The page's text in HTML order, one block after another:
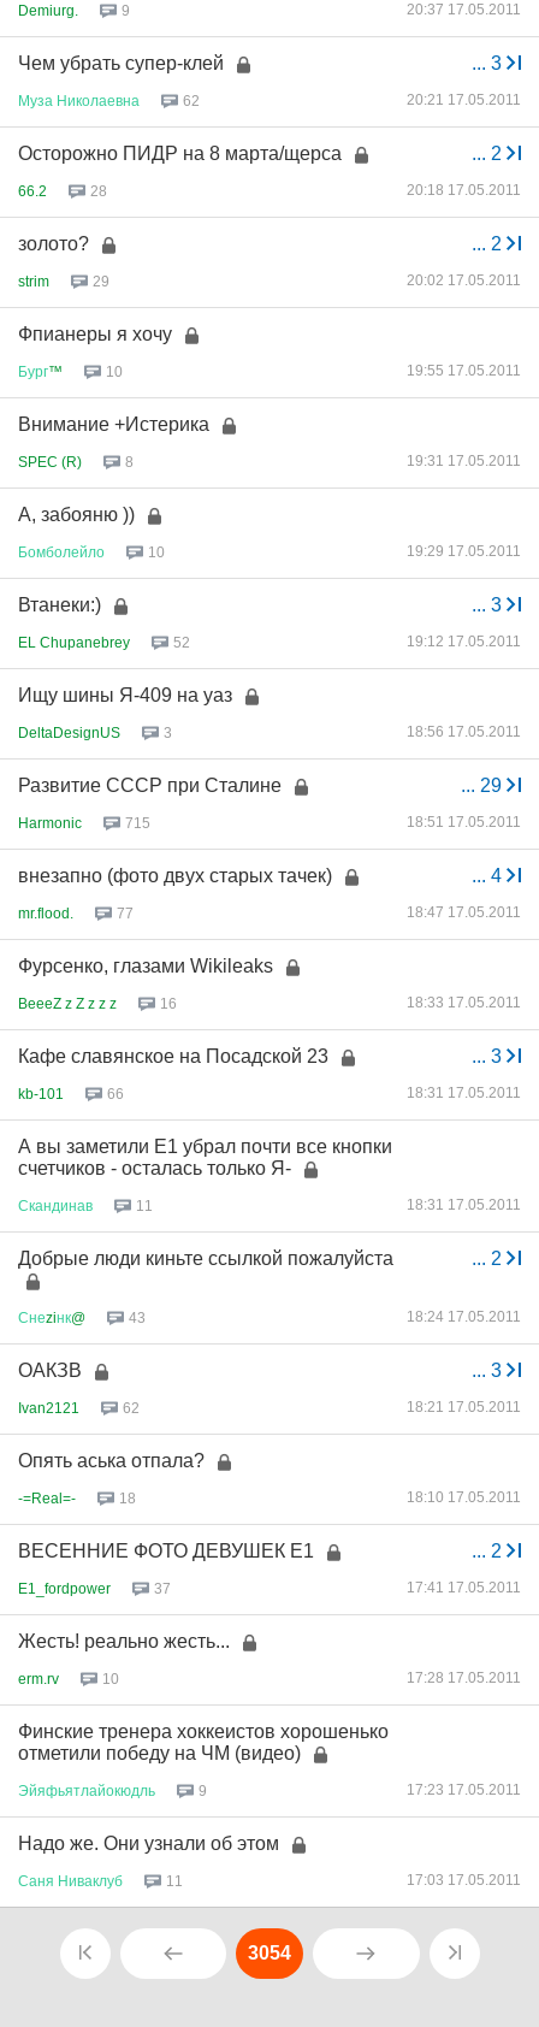
Demiurg. 9 20:37 17.05.2011
... 3
Чем убрать супер-клей
Муза Николаевна 62 20:21 17.05.2011
... 2
Осторожно ПИДР на 8 марта/щерса
66.2 28 20:18 17.05.2011
... 2
золото?
strim 29 20:02 17.05.2011
Фпианеры я хочу
Бург™ 10 19:55 17.05.2011
Внимание +Истерика
SPEC (R) 8 19:31 17.05.2011
А, забояню ))
Бомболейло 10 19:29 17.05.2011
... 3
Втанеки:)
EL Chupanebrey 52 19:12 17.05.2011
Ищу шины Я-409 на уаз
DeltaDesignUS 3 18:56 17.05.2011
... 29
Развитие СССР при Сталине
Harmonic 715 18:51 17.05.2011
... 4
внезапно (фото двух старых тачек)
mr.flood. 77 18:47 17.05.2011
Фурсенко, глазами Wikileaks
BeeeZ z Z z z z 16 18:33 17.05.2011
... 3
Кафе славянское на Посадской 23
kb-101 66 18:31 17.05.2011
А вы заметили Е1 убрал почти все кнопки
счетчиков - осталась только Я-
Скандинав 11 18:31 17.05.2011
... 2
Добрые люди киньте ссылкой пожалуйста
Снеziнк@ 43 18:24 17.05.2011
... 3
ОАКЗВ
Ivan2121 62 18:21 17.05.2011
Опять аська отпала?
-=Real=- 18 18:10 17.05.2011
... 2
ВЕСЕННИЕ ФОТО ДЕВУШЕК Е1
E1_fordpower 37 17:41 17.05.2011
Жесть! реально жесть...
erm.rv 10 17:28 17.05.2011
Финские тренера хоккеистов хорошенько
отметили победу на ЧМ (видео)
Эйяфьятлайокюдль 9 17:23 17.05.2011
Надо же. Они узнали об этом
Саня Ниваклуб 11 17:03 17.05.2011
3054